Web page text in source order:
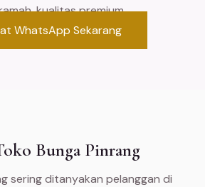
kualitas premium.
WhatsApp Sekarang
Bunga Pinrang
sering ditanyakan pelanggan di